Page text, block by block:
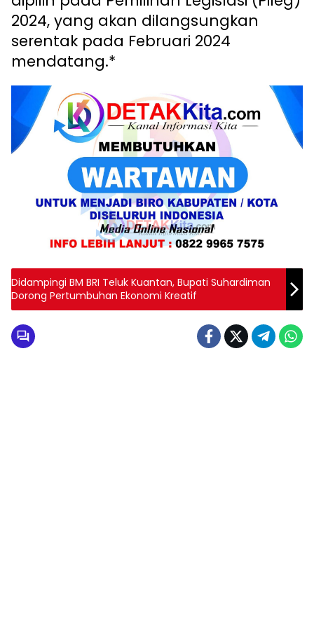
2024, yang akan dilangsungkan
serentak pada Februari 2024
mendatang.*
Didampingi BM BRI Teluk Kuantan, Bupati Suhardiman
Dorong Pertumbuhan Ekonomi Kreatif